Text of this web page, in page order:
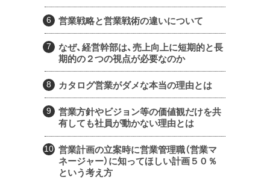
営業戦略と営業戦術の違いについて
なぜ、経営幹部は、売上向上に短期的と長
期的の２つの視点が必要なのか
カタログ営業がダメな本当の理由とは
営業方針やビジョン等の価値観だけを共
有しても社員が動かない理由とは
営業計画の立案時に営業管理職（営業マ
ネージャー）に知ってほしい計画５０％
という考え方